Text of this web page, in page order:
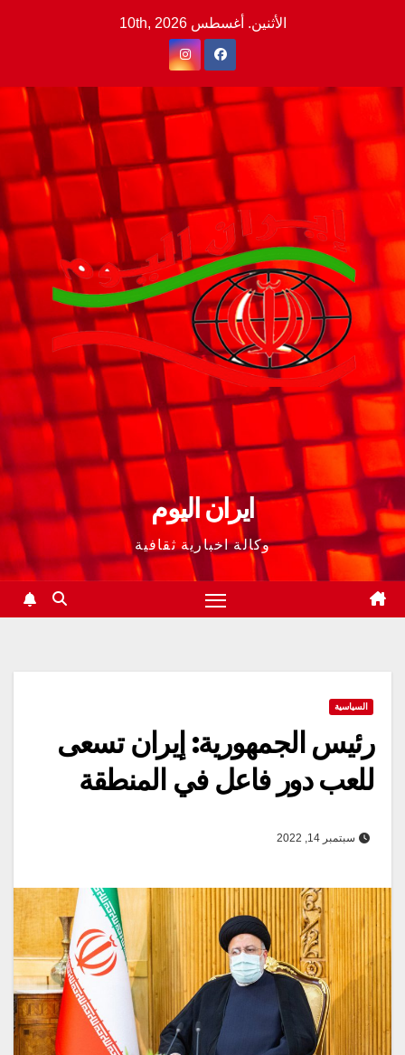
الأثنين. أغسطس 10th, 2026
ايران اليوم
وكالة اخبارية ثقافية
السياسية
رئیس الجمهوریة: إيران تسعى
للعب دور فاعل في المنطقة
سبتمبر 14, 2022